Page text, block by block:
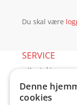
Du skal være
SERVICE
▸ Kontakt
▸ Kundeservice
▸ Sex guides
Denne
cookies